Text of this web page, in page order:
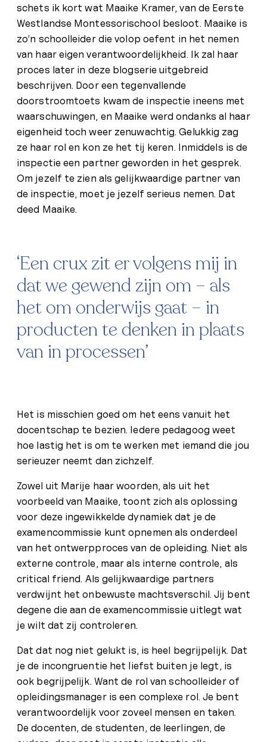
schets ik kort wat Maaike Kramer, van de Eerste
Westlandse Montessorischool besloot. Maaike is
zo’n schoolleider die volop oefent in het nemen
van haar eigen verantwoordelijkheid. Ik zal haar
proces later in deze blogserie uitgebreid
beschrijven. Door een tegenvallende
doorstroomtoets kwam de inspectie ineens met
waarschuwingen, en Maaike werd ondanks al haar
eigenheid toch weer zenuwachtig. Gelukkig zag
ze haar rol en kon ze het tij keren. Inmiddels is de
inspectie een partner geworden in het gesprek.
Om jezelf te zien als gelijkwaardige partner van
de inspectie, moet je jezelf serieus nemen. Dat
deed Maaike.
‘Een crux zit er volgens mij in
dat we gewend zijn om – als
het om onderwijs gaat – in
producten te denken in plaats
van in processen’
Het is misschien goed om het eens vanuit het
docentschap te bezien. Iedere pedagoog weet
hoe lastig het is om te werken met iemand die jou
serieuzer neemt dan zichzelf.
Zowel uit Marije haar woorden, als uit het
voorbeeld van Maaike, toont zich als oplossing
voor deze ingewikkelde dynamiek dat je de
examencommissie kunt opnemen als onderdeel
van het ontwerpproces van de opleiding. Niet als
externe controle, maar als interne controle, als
critical friend. Als gelijkwaardige partners
verdwijnt het onbewuste machtsverschil. Jij bent
degene die aan de examencommissie uitlegt wat
je wilt dat zij controleren.
Dat dat nog niet gelukt is, is heel begrijpelijk. Dat
je de incongruentie het liefst buiten je legt, is
ook begrijpelijk. Want de rol van schoolleider of
opleidingsmanager is een complexe rol. Je bent
verantwoordelijk voor zoveel mensen en taken.
De docenten, de studenten, de leerlingen, de